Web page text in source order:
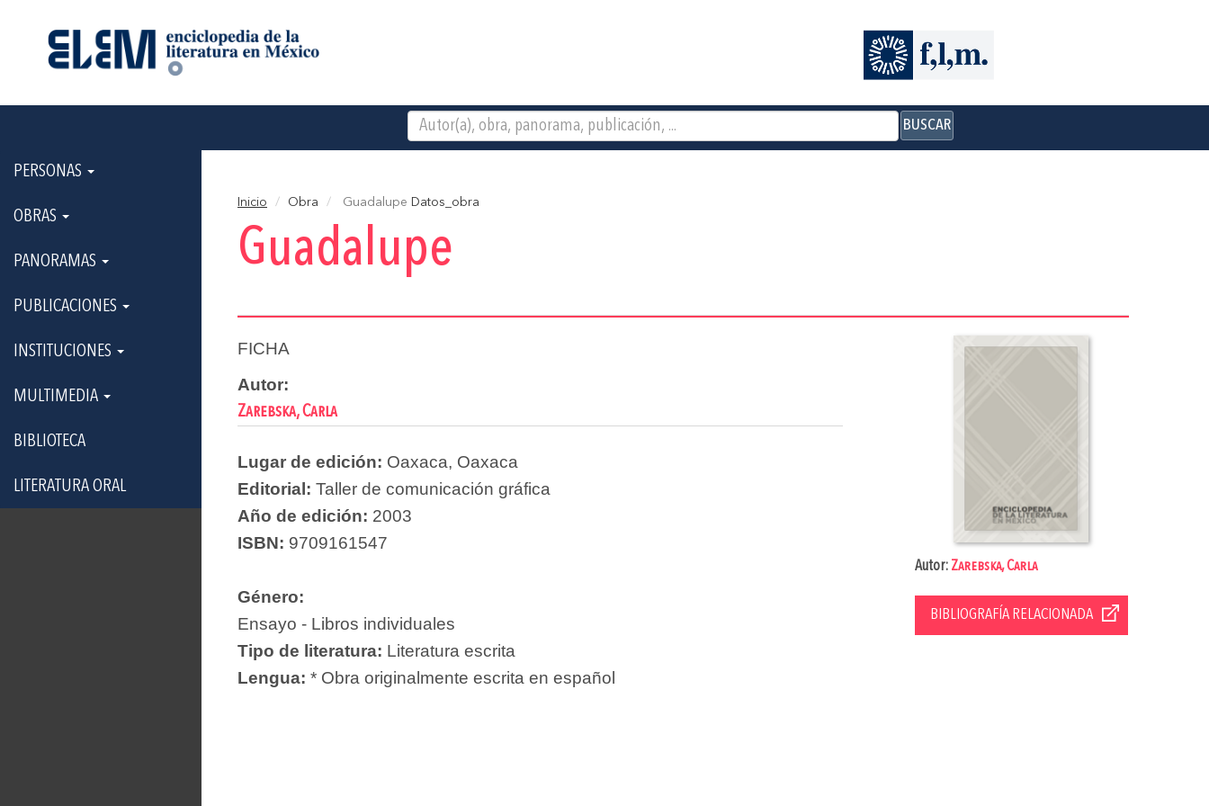
BUSCAR
PERSONAS
OBRAS
PANORAMAS
PUBLICACIONES
INSTITUCIONES
MULTIMEDIA
BIBLIOTECA
LITERATURA ORAL
Inicio Obra Guadalupe Datos_obra
Guadalupe
Autor: Zarebska, Carla
BIBLIOGRAFÍA RELACIONADA
FICHA
Autor:
Zarebska, Carla
Lugar de edición: Oaxaca, Oaxaca
Editorial: Taller de comunicación gráfica
Año de edición: 2003
ISBN: 9709161547
Género:
Ensayo - Libros individuales
Tipo de literatura: Literatura escrita
Lengua: * Obra originalmente escrita en español